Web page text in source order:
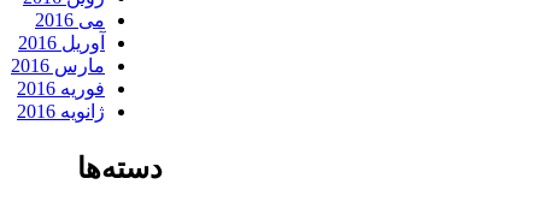
می 2016
آوریل 2016
مارس 2016
فوریه 2016
ژانویه 2016
دسته‌ها